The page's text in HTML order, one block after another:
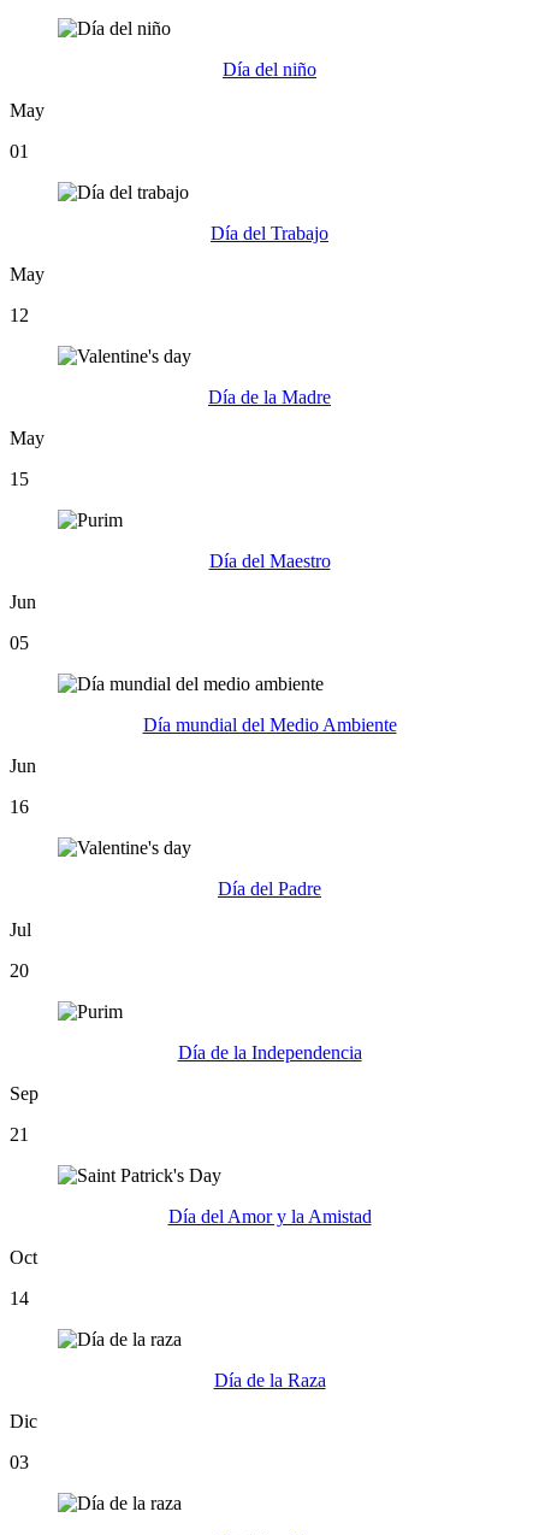
Día del niño
May
01
Día del Trabajo
May
12
Día de la Madre
May
15
Día del Maestro
Jun
05
Día mundial del Medio Ambiente
Jun
16
Día del Padre
Jul
20
Día de la Independencia
Sep
21
Día del Amor y la Amistad
Oct
14
Día de la Raza
Dic
03